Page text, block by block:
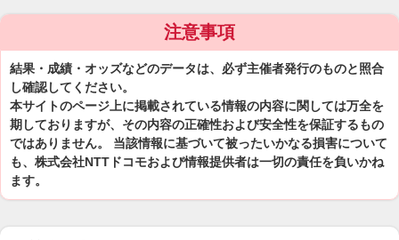
注意事項
結果・成績・オッズなどのデータは、必ず主催者発行のものと照合
し確認してください。
本サイトのページ上に掲載されている情報の内容に関しては万全を
期しておりますが、その内容の正確性および安全性を保証するもの
ではありません。 当該情報に基づいて被ったいかなる損害について
も、株式会社NTTドコモおよび情報提供者は一切の責任を負いかね
ます。